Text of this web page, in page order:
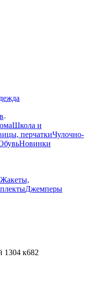
Школа и
перчаткиЧулочно-
Новинки
Жакеты,
Джемперы
1304 к682